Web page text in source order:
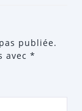
publiée.
avec *